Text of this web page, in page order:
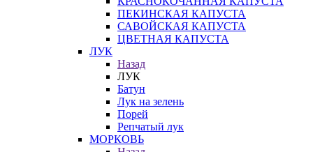
ПЕКИНСКАЯ КАПУСТА
САВОЙСКАЯ КАПУСТА
ЦВЕТНАЯ КАПУСТА
ЛУК
Назад
ЛУК
Батун
Лук на зелень
Порей
Репчатый лук
МОРКОВЬ